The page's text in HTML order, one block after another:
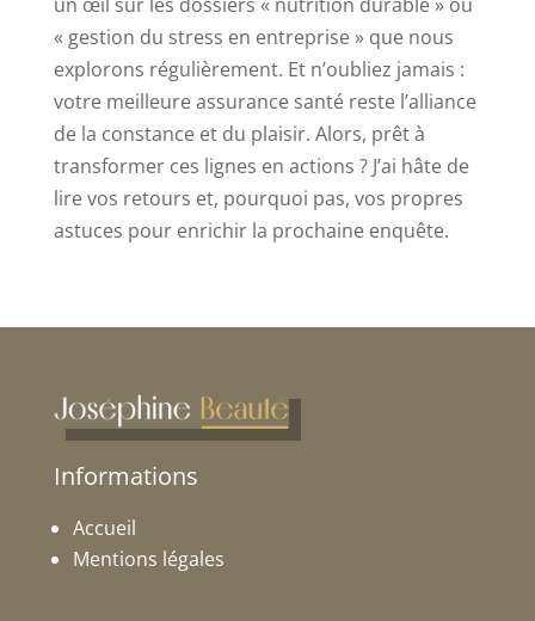
« gestion du stress en entreprise » que nous
explorons régulièrement. Et n’oubliez jamais :
votre meilleure assurance santé reste l’alliance
de la constance et du plaisir. Alors, prêt à
transformer ces lignes en actions ? J’ai hâte de
lire vos retours et, pourquoi pas, vos propres
astuces pour enrichir la prochaine enquête.
Informations
Accueil
Mentions légales